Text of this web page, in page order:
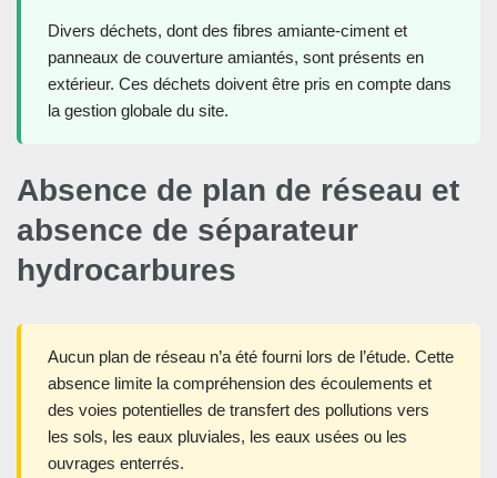
Divers déchets, dont des fibres amiante-ciment et
panneaux de couverture amiantés, sont présents en
extérieur. Ces déchets doivent être pris en compte dans
la gestion globale du site.
Absence de plan de réseau et
absence de séparateur
hydrocarbures
Aucun plan de réseau n’a été fourni lors de l’étude. Cette
absence limite la compréhension des écoulements et
des voies potentielles de transfert des pollutions vers
les sols, les eaux pluviales, les eaux usées ou les
ouvrages enterrés.